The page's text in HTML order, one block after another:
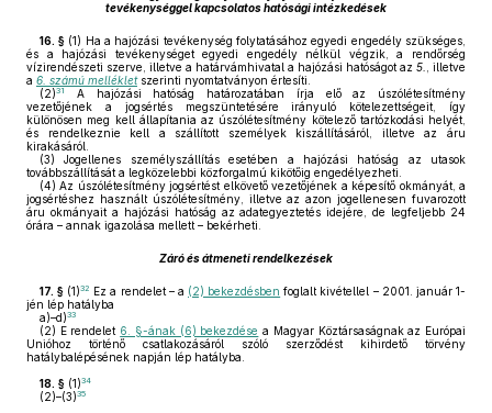
tevékenységgel kapcsolatos hatósági intézkedések
16. § (1) Ha a hajózási tevékenység folytatásához egyedi engedély szükséges,
és a hajózási tevékenységet egyedi engedély nélkül végzik, a rendőrség
vízirendészeti szerve, illetve a határvámhivatal a hajózási hatóságot az 5.
, illetve
a 6. számú mellékletszerinti nyomtatványon értesíti.
(2)31
A hajózási hatóság határozatában írja elő az úszólétesítmény
vezetőjének a jogsértés megszüntetésére irányuló kötelezettségeit, így
különösen meg kell állapítania az úszólétesítmény kötelező tartózkodási helyét,
és rendelkeznie kell a szállított személyek kiszállításáról, illetve az áru
kirakásáról.
(3) Jogellenes személyszállítás esetében a hajózási hatóság az utasok
továbbszállítását a legközelebbi közforgalmú kikötőig engedélyezheti.
(4) Az úszólétesítmény jogsértést elkövető vezetőjének a képesítő okmányát, a
jogsértéshez használt úszólétesítmény, illetve az azon jogellenesen fuvarozott
áru okmányait a hajózási hatóság az adategyeztetés idejére, de legfeljebb 24
órára – annak igazolása mellett – bekérheti.
Záró és átmeneti rendelkezések
17. § (1)32 Ez a rendelet – a (2) bekezdésben foglalt kivétellel – 2001. január 1-
jén lép hatályba
a)–d)33
(2) E rendelet 6. §-ának (6) bekezdése a Magyar Köztársaságnak az Európai
Unióhoz történő csatlakozásáról szóló szerződést kihirdető törvény
hatálybalépésének napján lép hatályba.
18. § (1)34
(2)–(3)35